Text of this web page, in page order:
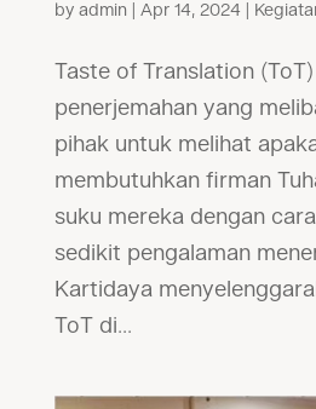
by admin| Apr 14, 2024 |
Taste of Translation
penerjemahan yang
pihak untuk melihat
membutuhkan firman
suku mereka dengan
sedikit pengalaman
Kartidaya
ToT di...